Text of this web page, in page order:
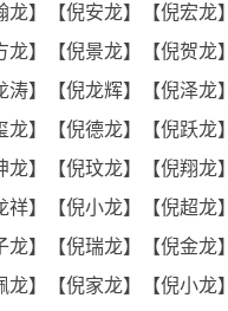
龙】【倪安龙】【倪宏龙】
龙】【倪景龙】【倪贺龙】
涛】【倪龙辉】【倪泽龙】
龙】【倪德龙】【倪跃龙】
龙】【倪玟龙】【倪翔龙】
祥】【倪小龙】【倪超龙】
龙】【倪瑞龙】【倪金龙】
龙】【倪家龙】【倪小龙】